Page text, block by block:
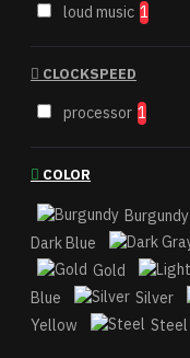
loud music 1
CLOCKSPEED
processor 1
COLOR
Burgundy
Dark Blue
Gold
Blue
Silver
Yellow
Steel